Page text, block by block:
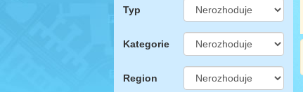
Typ
Kategorie
Region